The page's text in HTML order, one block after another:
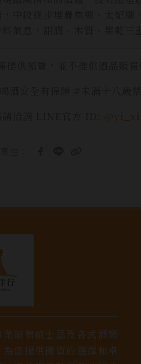
業銷售威士忌及各式酒類
為您提供優質的選擇和卓